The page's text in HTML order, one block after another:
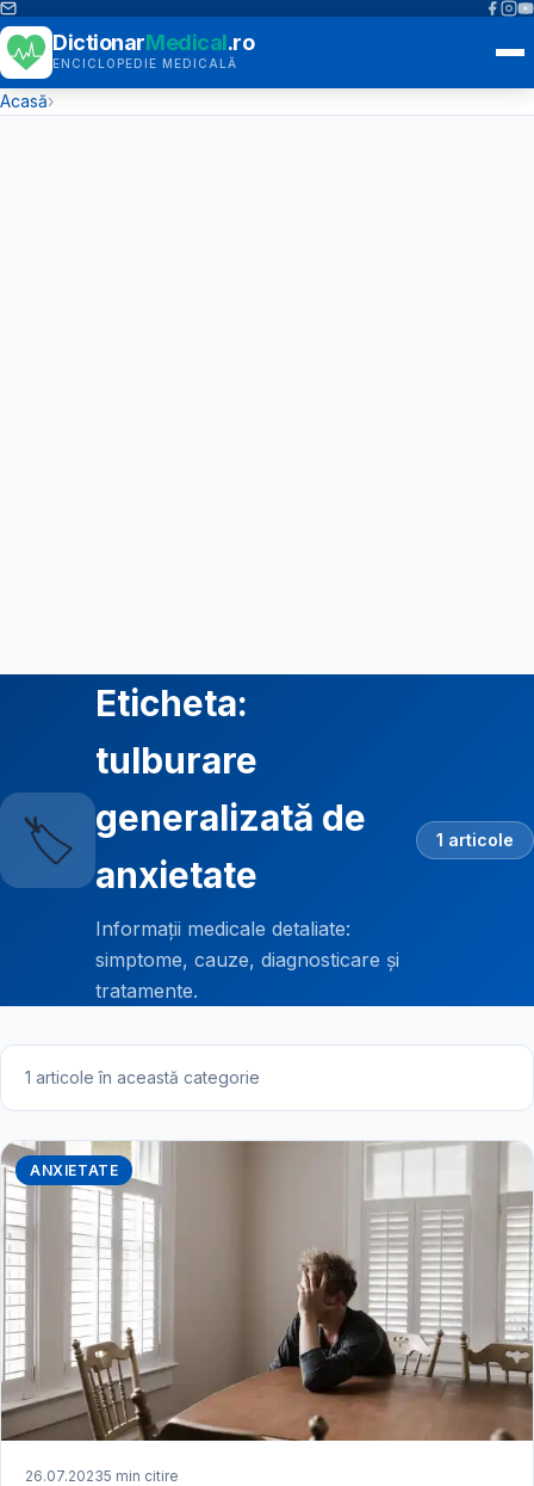
DictionarMedical.ro
ENCICLOPEDIE MEDICALĂ
Acasă›
🏷️
Eticheta:
tulburare
generalizată de
anxietate
Informații medicale detaliate:
simptome, cauze, diagnosticare și
tratamente.
1 articole
1 articole în această categorie
ANXIETATE
26.07.20235 min citire